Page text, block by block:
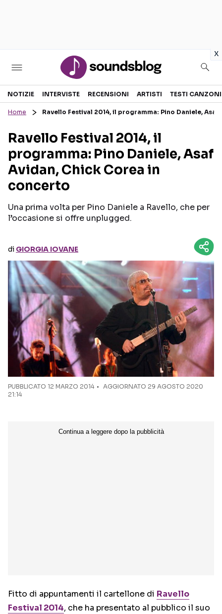
x
Sezioni
RECENSIONI MUSICALI
INTERVISTE
GOSSIP E CURIOSITÀ
TESTI CANZONI
TOUR ED EVENTI
TALENT SHOW
Seguici sui social
NOTIZIE INTERVISTE RECENSIONI ARTISTI TESTI CANZONI
Home Ravello Festival 2014, il programma: Pino Daniele,
Ravello Festival 2014, il
programma: Pino Daniele, Asaf
Avidan, Chick Corea in
concerto
Una prima volta per Pino Daniele a Ravello, che per
l’occasione si offre unplugged.
di GIORGIA IOVANE
PUBBLICATO 12 MARZO 2014
AGGIORNATO 29 AGOSTO 2020
21:14
Fitto di appuntamenti il cartellone di Ravello
Festival 2014, che ha presentato al pubblico il suo